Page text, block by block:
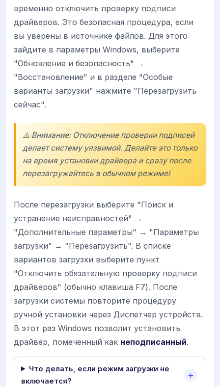
временно отключить проверку подписи
драйверов. Это безопасная процедура, если
вы уверены в источнике файлов. Для этого
зайдите в параметры Windows, выберите
"Обновление и безопасность" →
"Восстановление" и в разделе "Особые
варианты загрузки" нажмите "Перезагрузить
сейчас".
⚠️ Внимание: Отключение проверки подписей
делает систему уязвимой. Делайте это только
на время установки драйвера и сразу после
перезагружайтесь в обычном режиме!
После перезагрузки выберите "Поиск и
устранение неисправностей" →
"Дополнительные параметры" → "Параметры
загрузки" → "Перезагрузить". В списке
вариантов загрузки выберите пункт
"Отключить обязательную проверку подписи
драйверов" (обычно клавиша F7). После
загрузки системы повторите процедуру
ручной установки через Диспетчер устройств.
В этот раз Windows позволит установить
драйвер, помеченный как неподписанный.
Что делать, если режим загрузки не
включается?